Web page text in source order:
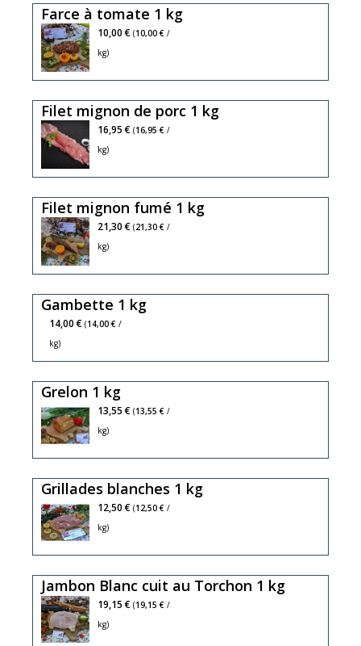
Farce à tomate 1 kg
10,00 € (10,00 € /
kg)
Filet mignon de porc 1 kg
16,95 € (16,95 € /
kg)
Filet mignon fumé 1 kg
21,30 € (21,30 € /
kg)
Gambette 1 kg
14,00 € (14,00 € /
kg)
Grelon 1 kg
13,55 € (13,55 € /
kg)
Grillades blanches 1 kg
12,50 € (12,50 € /
kg)
Jambon Blanc cuit au Torchon 1 kg
19,15 € (19,15 € /
kg)